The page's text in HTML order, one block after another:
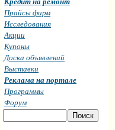
Прайсы фирм
Исследования
Акции
Купоны
Доска объявлений
Выставки
Реклама на портале
Программы
Форум